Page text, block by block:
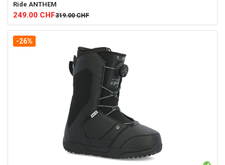
Ride ANTHEM
249.00 CHF319.00 CHF
-26%